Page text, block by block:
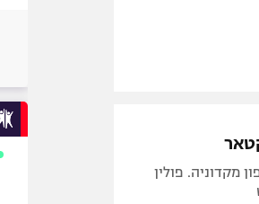
0:2 ביתי מול צפון מקדוניה. פולין